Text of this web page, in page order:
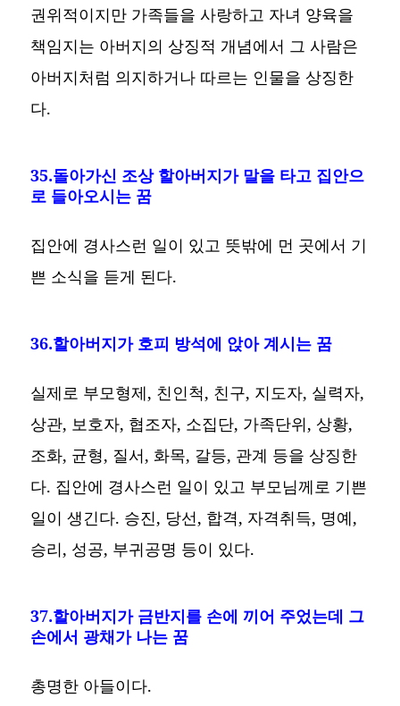
권위적이지만 가족들을 사랑하고 자녀 양육을
책임지는 아버지의 상징적 개념에서 그 사람은
아버지처럼 의지하거나 따르는 인물을 상징한
다.
35.돌아가신 조상 할아버지가 말을 타고 집안으
로 들아오시는 꿈
집안에 경사스런 일이 있고 뜻밖에 먼 곳에서 기
쁜 소식을 듣게 된다.
36.할아버지가 호피 방석에 앉아 계시는 꿈
실제로 부모형제, 친인척, 친구, 지도자, 실력자,
상관, 보호자, 협조자, 소집단, 가족단위, 상황,
조화, 균형, 질서, 화목, 갈등, 관계 등을 상징한
다. 집안에 경사스런 일이 있고 부모님께로 기쁜
일이 생긴다. 승진, 당선, 합격, 자격취득, 명예,
승리, 성공, 부귀공명 등이 있다.
37.할아버지가 금반지를 손에 끼어 주었는데 그
손에서 광채가 나는 꿈
총명한 아들이다.